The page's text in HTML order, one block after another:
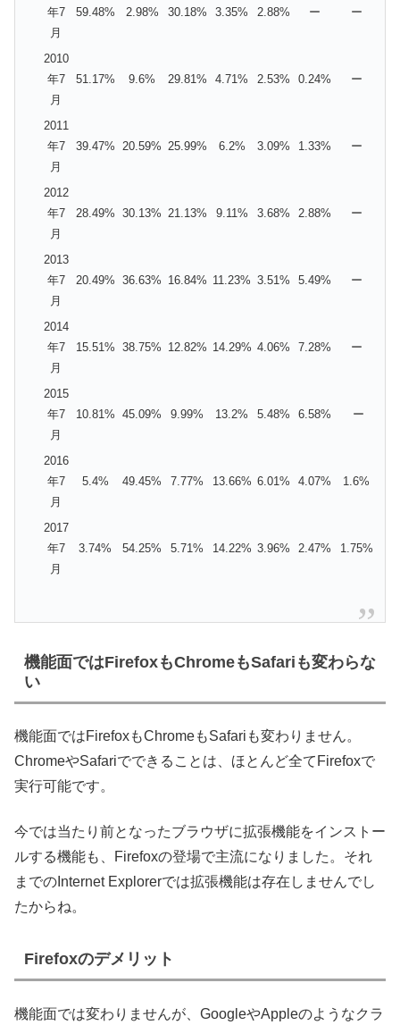
年7
月
59.48% 2.98% 30.18% 3.35% 2.88% ー ー
2010
年7
月
51.17% 9.6% 29.81% 4.71% 2.53% 0.24% ー
2011
年7
月
39.47% 20.59% 25.99% 6.2% 3.09% 1.33% ー
2012
年7
月
28.49% 30.13% 21.13% 9.11% 3.68% 2.88% ー
2013
年7
月
20.49% 36.63% 16.84% 11.23% 3.51% 5.49% ー
2014
年7
月
15.51% 38.75% 12.82% 14.29% 4.06% 7.28% ー
2015
年7
月
10.81% 45.09% 9.99% 13.2% 5.48% 6.58% ー
2016
年7
月
5.4% 49.45% 7.77% 13.66% 6.01% 4.07% 1.6%
2017
年7
月
3.74% 54.25% 5.71% 14.22% 3.96% 2.47% 1.75%
機能面ではFirefoxもChromeもSafariも変わらな
い
機能面ではFirefoxもChromeもSafariも変わりません。
ChromeやSafariでできることは、ほとんど全てFirefoxで
実行可能です。
今では当たり前となったブラウザに拡張機能をインストー
ルする機能も、Firefoxの登場で主流になりました。それ
までのInternet Explorerでは拡張機能は存在しませんでし
たからね。
Firefoxのデメリット
機能面では変わりませんが、GoogleやAppleのようなクラ